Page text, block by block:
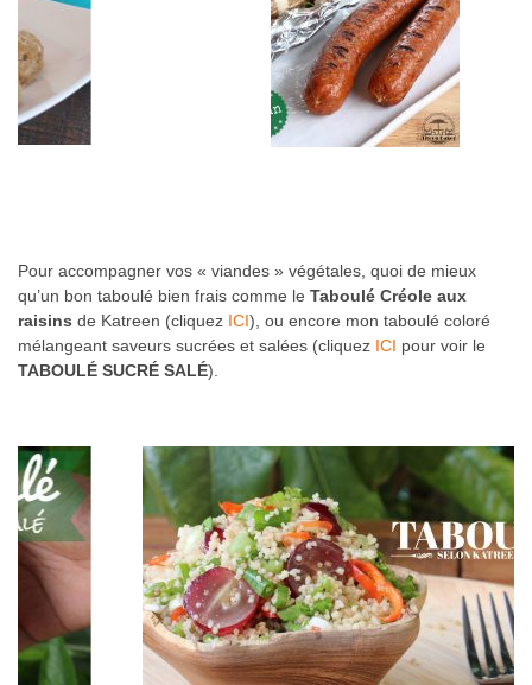
Pour accompagner vos « viandes » végétales, quoi de mieux
qu’un bon taboulé bien frais comme le Taboulé Créole aux
raisins de Katreen (cliquez ICI), ou encore mon taboulé coloré
mélangeant saveurs sucrées et salées (cliquez ICI pour voir le
TABOULÉ SUCRÉ SALÉ).